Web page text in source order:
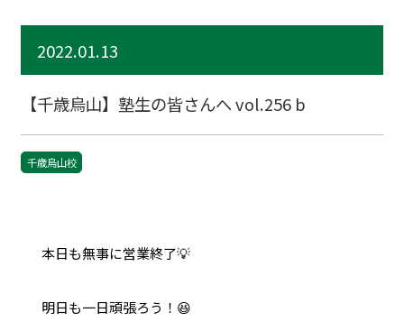
2022.01.13
【千歳烏山】塾生の皆さんへ vol.256 b
千歳烏山校
本日も無事に営業終了💡
明日も一日頑張ろう！😆